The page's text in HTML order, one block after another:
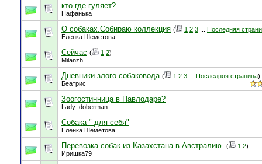
кто где гуляет?
Нафанька
О собаках.Собираю коллекция ( 1 2 3
Последняя
Еленка Шеметова
Сейчас ( 1 2)
Milanzh
Дневники злого собаковода ( 1 2 3 Последняя страница)
Беатрис
Зоогостинница в Павлодаре?
Lady_doberman
Собака " для себя"
Еленка Шеметова
Перевозка собак из Казахстана в Австралию. ( 1 2)
Иришка79